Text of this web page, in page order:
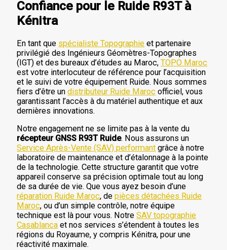
Confiance pour le Ruide R93T à
Kénitra
En tant que spécialiste Topographie et partenaire
privilégié des Ingénieurs Géomètres-Topographes
(IGT) et des bureaux d’études au Maroc,TOPO Maroc
est votre interlocuteur de référence pour l’acquisition
et le suivi de votre équipement Ruide. Nous sommes
fiers d’être undistributeur Ruide Maroc officiel, vous
garantissant l’accès à du matériel authentique et aux
dernières innovations.
Notre engagement ne se limite pas à la vente du
récepteur GNSS R93T Ruide. Nous assurons un
Service Après-Vente (SAV) performant grâce à notre
laboratoire de maintenance et d’étalonnage à la pointe
de la technologie. Cette structure garantit que votre
appareil conserve sa précision optimale tout au long
de sa durée de vie. Que vous ayez besoin d’une
réparation Ruide Maroc, depièces détachées Ruide
Maroc, ou d’un simple contrôle, notre équipe
technique est là pour vous. NotreSAV topographie
Casablanca et nos services s’étendent à toutes les
régions du Royaume, y compris Kénitra, pour une
réactivité maximale.